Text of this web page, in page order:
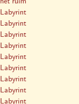
Labyrint
Labyrint
Labyrint
Labyrint
Labyrint
Labyrint
Labyrint
Labyrint
Labyrint